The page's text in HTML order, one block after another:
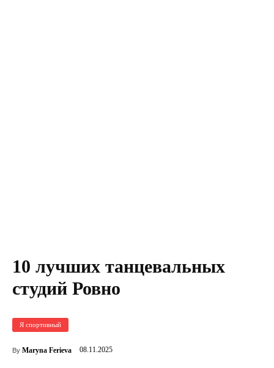
10 лучших танцевальных
студий Ровно
Я спортивный
By Maryna Ferieva 08.11.2025